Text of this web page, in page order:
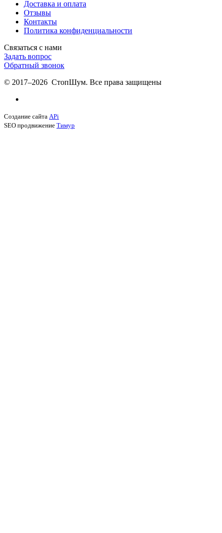
Доставка и оплата
Отзывы
Контакты
Политика конфиденциальности
Связаться с нами
Задать вопрос
Обратный звонок
© 2017–2026 СтопШум. Все права защищены
Создание сайта APi
SEO продвижение Тимур